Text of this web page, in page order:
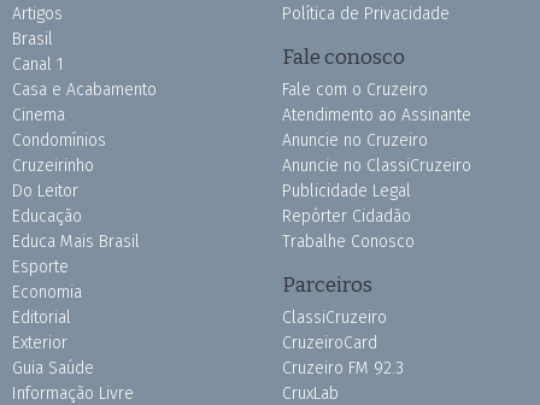
Artigos
Brasil
Canal 1
Casa e Acabamento
Cinema
Condomínios
Cruzeirinho
Do Leitor
Educação
Educa Mais Brasil
Esporte
Economia
Editorial
Exterior
Guia Saúde
Informação Livre
Política de Privacidade
Fale conosco
Fale com o Cruzeiro
Atendimento ao Assinante
Anuncie no Cruzeiro
Anuncie no ClassiCruzeiro
Publicidade Legal
Repórter Cidadão
Trabalhe Conosco
Parceiros
ClassiCruzeiro
CruzeiroCard
Cruzeiro FM 92.3
CruxLab